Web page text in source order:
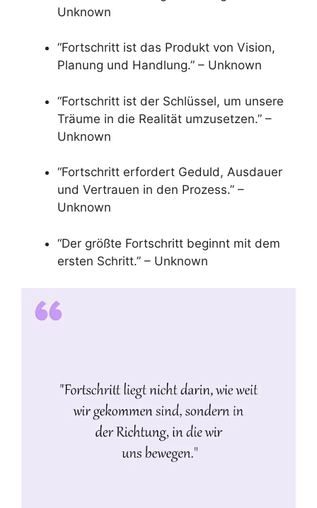
Unknown
“Fortschritt ist das Produkt von Vision,
Planung und Handlung.” – Unknown
“Fortschritt ist der Schlüssel, um unsere
Träume in die Realität umzusetzen.” –
Unknown
“Fortschritt erfordert Geduld, Ausdauer
und Vertrauen in den Prozess.” –
Unknown
“Der größte Fortschritt beginnt mit dem
ersten Schritt.” – Unknown